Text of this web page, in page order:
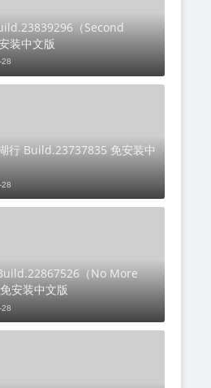
（Second
装中文版
28
行 Build.23737835 免安装中
28
（No More
安装中文版
28